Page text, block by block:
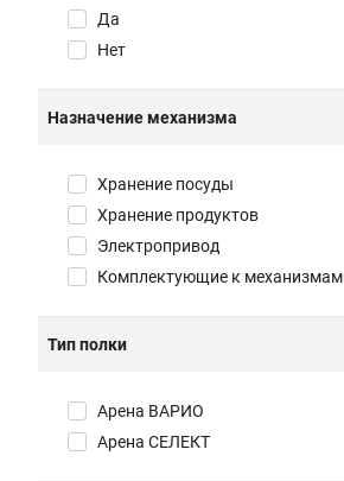
Да
Нет
Назначение механизма
Хранение посуды
Хранение продуктов
Электропривод
Комплектующие к механизмам
Тип полки
Арена ВАРИО
Арена СЕЛЕКТ